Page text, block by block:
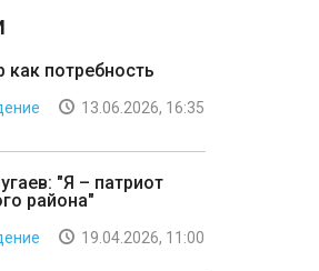
как потребность
13.06.2026, 16:35
"Я – патриот
района"
19.04.2026, 11:00